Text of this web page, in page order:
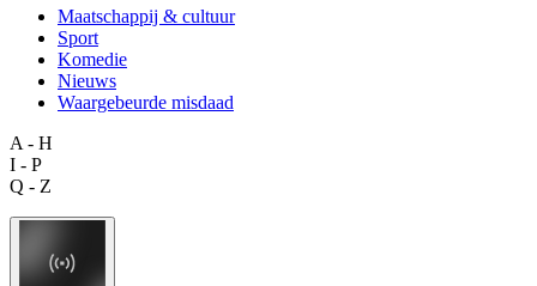
Maatschappij & cultuur
Sport
Komedie
Nieuws
Waargebeurde misdaad
A - H
I - P
Q - Z